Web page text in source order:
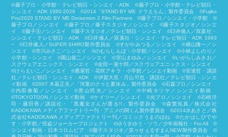
©藤子プロ・小学館・テレビ朝日・シンエイ・ADK ©藤子プロ・小学館・テレビ朝日・
シンエイ・ADK 1980-2026 ©2014「STAND BY ME ドラえもん」製作委員会 ©Fujiko
Pro/2020 STAND BY ME Doraemon 2 Film Partners ©藤子プロ／シンエイ・小学館 ©
藤子プロ／シンエイ ©藤子プロ／藤子スタジオ／シンエイ ©藤子スタジオ／シンエ
イ ©藤子Ⓐ／シンエイ ©藤子スタジオ／テレビ朝日・シンエイ ©臼井儀人／双葉社・
シンエイ・テレビ朝日・ADK ©臼井儀人／双葉社・シンエイ・テレビ朝日・ADK 1993
ｰ ©臼井儀人／SUPER SHIRO製作委員会 ©すがやみつる／シンエイ ©横山隆一／シ
ンエイ ©市川みさこ／シンエイ ©のむらしんぼ・小学館／シンエイ ©小林よしのり／
小学館・シンエイ ©園山俊二／シンエイ ©室山まゆみ／シンエイ ©いがらしみきお／
スクウェアエニックス・シンエイ ©金田一蓮十郎／スクウェアエニックス・シンエイ
©けらえいこ／シンエイ ©雁屋哲・花咲アキラ・小学館／シンエイ動画 ©安達哲・講談
社／テレビ朝日・シンエイ・ADK ©伊賀大晃・月山可也・講談社／テレビ朝日・シンエ
イ動画 ©2007 木暮正夫／「河童のクゥと夏休み」製作委員会 ©石森プロ／シンエイ
©内田春菊／シンエイ ©景山民夫／シンエイ ©中崎タツヤ／シンエイ動画
©︎TOKYOTOON／シンエイ動画 ©ケイツー／シンエイ ©光プロ／シンエイ ©石崎洋
司・藤田香／講談社・「黒魔女さんが通る!!」製作委員会 ©森繁拓真／株式会社
KADOKAWA メディアファクトリー刊・アニメの関くん製作委員会 ©2014水あさと／株
式会社KADOKAWA メディアファクトリー刊／コミックうまのほね ©たかはしひでや
す・小学館／怪盗ジョーカープロジェクト ©ゆうきゆう・ソウ／少年画報社・For All ©
シンエイ動画・日本コロムビア ©藤子スタジオ／笑ゥせぇるすまんNEW製作委員会 ©